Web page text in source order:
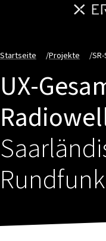
Startseite /Projekte /
UX-
Rundfunk